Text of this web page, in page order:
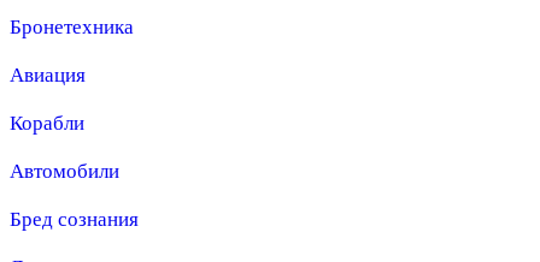
Бронетехника
Авиация
Корабли
Автомобили
Бред сознания